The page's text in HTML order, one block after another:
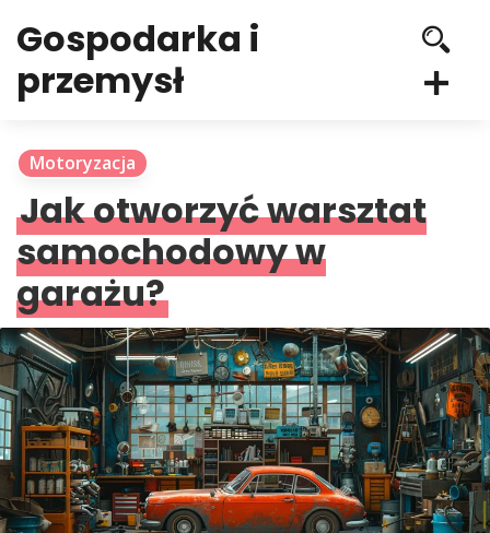
Gospodarka i
przemysł
Motoryzacja
Jak otworzyć warsztat
samochodowy w
garażu?